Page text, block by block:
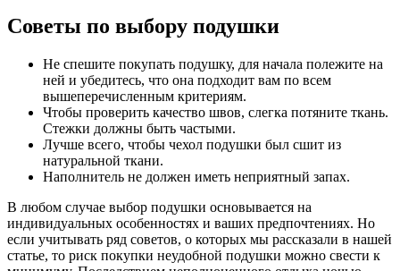
Советы по выбору подушки
Не спешите покупать подушку, для начала полежите на
ней и убедитесь, что она подходит вам по всем
вышеперечисленным критериям.
Чтобы проверить качество швов, слегка потяните ткань.
Стежки должны быть частыми.
Лучше всего, чтобы чехол подушки был сшит из
натуральной ткани.
Наполнитель не должен иметь неприятный запах.
В любом случае выбор подушки основывается на
индивидуальных особенностях и ваших предпочтениях. Но
если учитывать ряд советов, о которых мы рассказали в нашей
статье, то риск покупки неудобной подушки можно свести к